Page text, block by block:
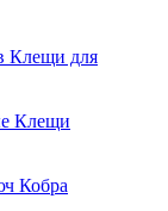
Клещи для
Клещи
Кобра